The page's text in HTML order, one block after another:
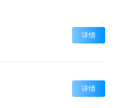
详情
详情